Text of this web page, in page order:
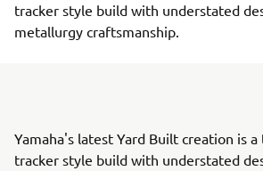
tracker style build with understated
metallurgy craftsmanship.
Yamaha's latest Yard Built creation is
tracker style build with understated